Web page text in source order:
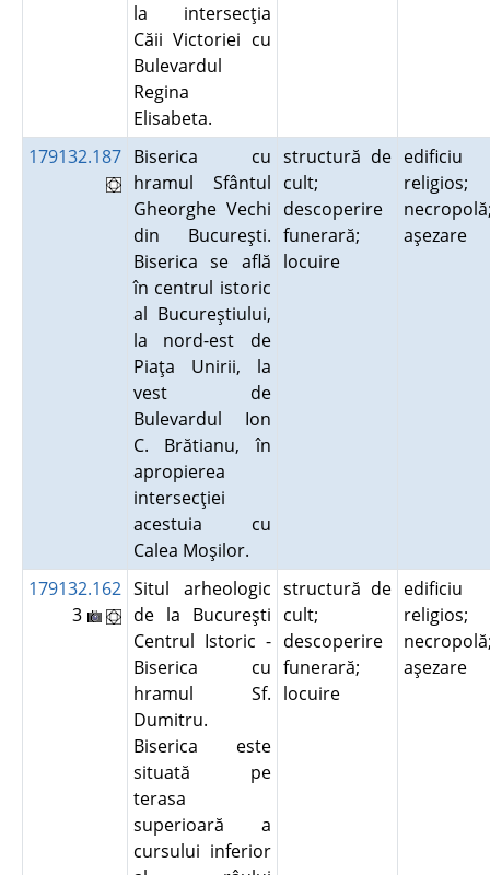
la intersecţia
Căii Victoriei cu
Bulevardul
Regina
Elisabeta.
179132.187 Biserica cu
hramul Sfântul
Gheorghe Vechi
din Bucureşti.
Biserica se află
în centrul istoric
al Bucureştiului,
la nord-est de
Piaţa Unirii, la
vest de
Bulevardul Ion
C. Brătianu, în
apropierea
intersecţiei
acestuia cu
Calea Moşilor.
structură de
cult;
descoperire
funerară;
locuire
edificiu
religios;
aşezare
179132.162
3
Situl arheologic
de la Bucureşti
Centrul Istoric -
Biserica cu
hramul Sf.
Dumitru.
Biserica este
situată pe
terasa
superioară a
cursului inferior
structură de
cult;
descoperire
funerară;
locuire
edificiu
religios;
aşezare